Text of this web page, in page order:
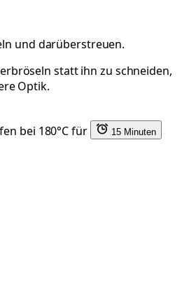
und darüberstreuen.
statt ihn zu schneiden,
Optik.
bei 180°C für
15 Minuten